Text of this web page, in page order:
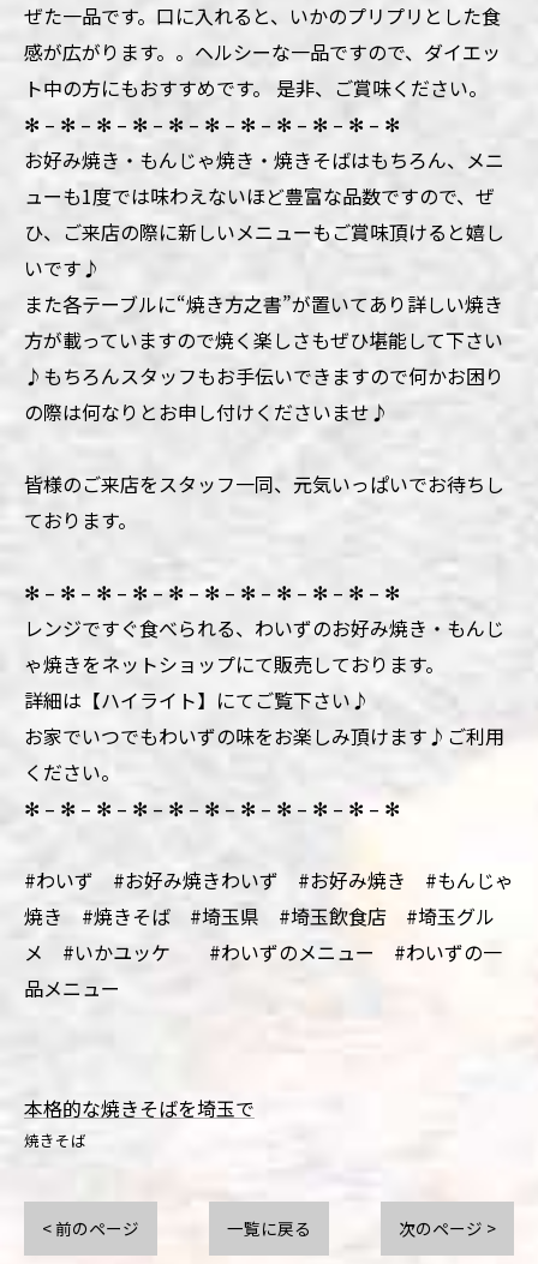
ぜた一品です。口に入れると、いかのプリプリとした食
感が広がります。。ヘルシーな一品ですので、ダイエッ
ト中の方にもおすすめです。 是非、ご賞味ください。
✻ – ✻ – ✻ – ✻ – ✻ – ✻ – ✻ – ✻ – ✻ – ✻ – ✻
お好み焼き・もんじゃ焼き・焼きそばはもちろん、メニ
ューも1度では味わえないほど豊富な品数ですので、ぜ
ひ、ご来店の際に新しいメニューもご賞味頂けると嬉し
いです♪
また各テーブルに“焼き方之書”が置いてあり詳しい焼き
方が載っていますので焼く楽しさもぜひ堪能して下さい
♪もちろんスタッフもお手伝いできますので何かお困り
の際は何なりとお申し付けくださいませ♪
皆様のご来店をスタッフ一同、元気いっぱいでお待ちし
ております。
✻ – ✻ – ✻ – ✻ – ✻ – ✻ – ✻ – ✻ – ✻ – ✻ – ✻
レンジですぐ食べられる、わいずのお好み焼き・もんじ
ゃ焼きをネットショップにて販売しております。
詳細は【ハイライト】にてご覧下さい♪
お家でいつでもわいずの味をお楽しみ頂けます♪ご利用
ください。
✻ – ✻ – ✻ – ✻ – ✻ – ✻ – ✻ – ✻ – ✻ – ✻ – ✻
#わいず #お好み焼きわいず #お好み焼き #もんじゃ
焼き #焼きそば #埼玉県 #埼玉飲食店 #埼玉グル
メ #いかユッケ #わいずのメニュー #わいずの一
品メニュー
本格的な焼きそばを埼玉で
焼きそば
< 前のページ 一覧に戻る 次のページ >